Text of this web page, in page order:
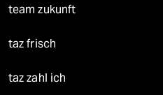
team zukunft
taz frisch
taz zahl ich